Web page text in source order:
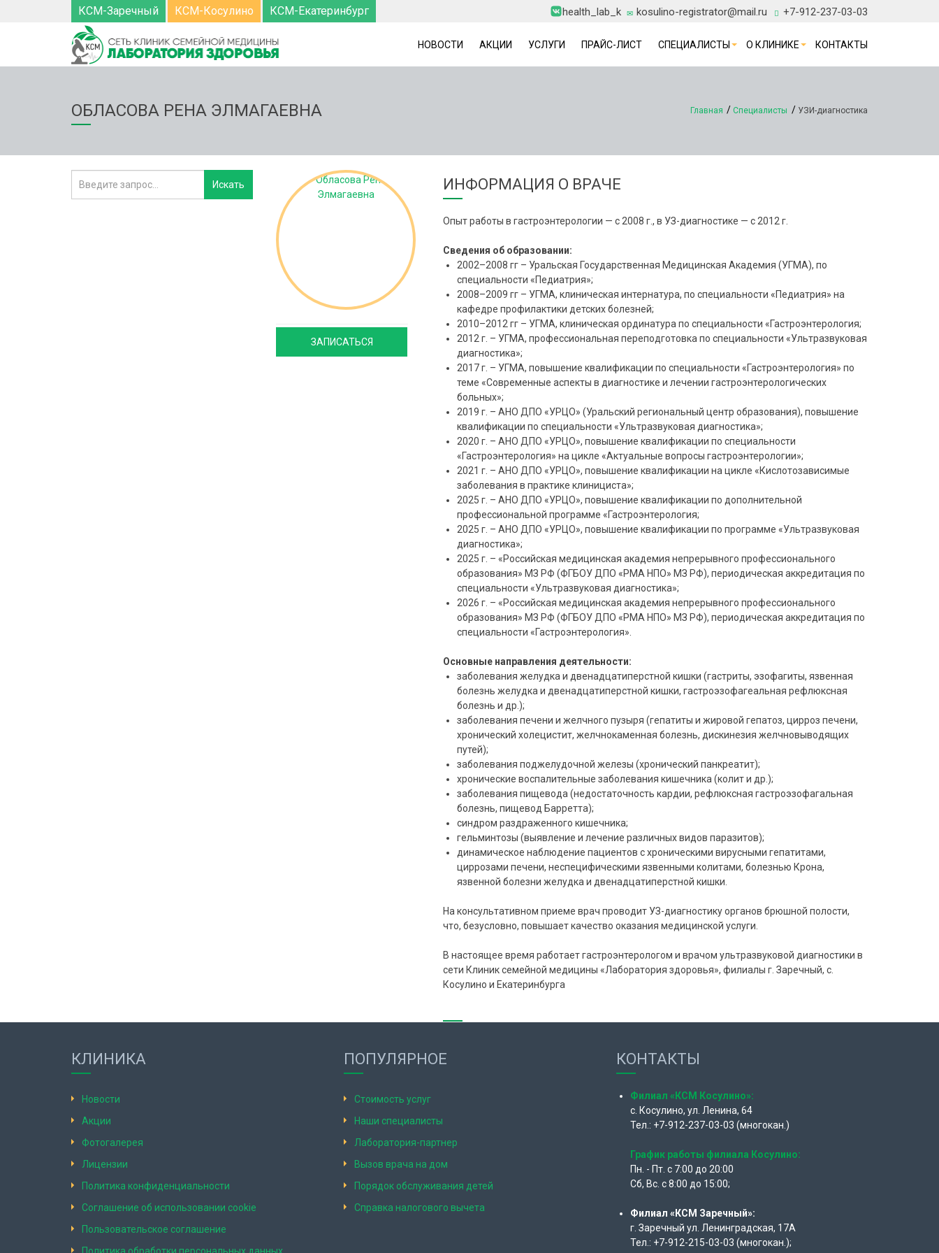
КСМ-Заречный КСМ-Косулино КСМ-Екатеринбург +7-912-237-03-03
kosulino-registrator@mail.ru
health_lab_k
НОВОСТИ АКЦИИ УСЛУГИ ПРАЙС-ЛИСТ СПЕЦИАЛИСТЫ О КЛИНИКЕ КОНТАКТЫ
ОБЛАСОВА РЕНА ЭЛМАГАЕВНА Главная Специалисты УЗИ-диагностика
ЗАПИСАТЬСЯ
ИНФОРМАЦИЯ О ВРАЧЕ
Опыт работы в гастроэнтерологии — с 2008 г., в УЗ-диагностике — с 2012 г.
Сведения об образовании:
2002–2008 гг – Уральская Государственная Медицинская Академия (УГМА), по
специальности «Педиатрия»;
2008–2009 гг – УГМА, клиническая интернатура, по специальности «Педиатрия» на
кафедре профилактики детских болезней;
2010–2012 гг – УГМА, клиническая ординатура по специальности «Гастроэнтерология;
2012 г. – УГМА, профессиональная переподготовка по специальности «Ультразвуковая
диагностика»;
2017 г. – УГМА, повышение квалификации по специальности «Гастроэнтерология» по
теме «Современные аспекты в диагностике и лечении гастроэнтерологических
больных»;
2019 г. – АНО ДПО «УРЦО» (Уральский региональный центр образования), повышение
квалификации по специальности «Ультразвуковая диагностика»;
2020 г. – АНО ДПО «УРЦО», повышение квалификации по специальности
«Гастроэнтерология» на цикле «Актуальные вопросы гастроэнтерологии»;
2021 г. – АНО ДПО «УРЦО», повышение квалификации на цикле «Кислотозависимые
заболевания в практике клинициста»;
2025 г. – АНО ДПО «УРЦО», повышение квалификации по дополнительной
профессиональной программе «Гастроэнтерология;
2025 г. – АНО ДПО «УРЦО», повышение квалификации по программе «Ультразвуковая
диагностика»;
2025 г. – «Российская медицинская академия непрерывного профессионального
образования» МЗ РФ (ФГБОУ ДПО «РМА НПО» МЗ РФ), периодическая аккредитация по
специальности «Ультразвуковая диагностика»;
2026 г. – «Российская медицинская академия непрерывного профессионального
образования» МЗ РФ (ФГБОУ ДПО «РМА НПО» МЗ РФ), периодическая аккредитация по
специальности «Гастроэнтерология».
Основные направления деятельности:
заболевания желудка и двенадцатиперстной кишки (гастриты, эзофагиты, язвенная
болезнь желудка и двенадцатиперстной кишки, гастроэзофагеальная рефлюксная
болезнь и др.);
заболевания печени и желчного пузыря (гепатиты и жировой гепатоз, цирроз печени,
хронический холецистит, желчнокаменная болезнь, дискинезия желчновыводящих
путей);
заболевания поджелудочной железы (хронический панкреатит);
хронические воспалительные заболевания кишечника (колит и др.);
заболевания пищевода (недостаточность кардии, рефлюксная гастроэзофагальная
болезнь, пищевод Барретта);
синдром раздраженного кишечника;
гельминтозы (выявление и лечение различных видов паразитов);
динамическое наблюдение пациентов с хроническими вирусными гепатитами,
циррозами печени, неспецифическими язвенными колитами, болезнью Крона,
язвенной болезни желудка и двенадцатиперстной кишки.
На консультативном приеме врач проводит УЗ-диагностику органов брюшной полости,
что, безусловно, повышает качество оказания медицинской услуги.
В настоящее время работает гастроэнтерологом и врачом ультразвуковой диагностики в
сети Клиник семейной медицины «Лаборатория здоровья», филиалы г. Заречный, с.
Косулино и Екатеринбурга
КЛИНИКА
Новости
Акции
Фотогалерея
Лицензии
Политика конфиденциальности
Соглашение об использовании cookie
Пользовательское соглашение
ПОПУЛЯРНОЕ
Стоимость услуг
Наши специалисты
Лаборатория-партнер
Вызов врача на дом
Порядок обслуживания детей
Справка налогового вычета
КОНТАКТЫ
Филиал «КСМ Косулино»:
с. Косулино, ул. Ленина, 64
Тел.: +7-912-237-03-03 (многокан.)
График работы филиала Косулино:
Пн. - Пт. с 7:00 до 20:00
Сб, Вс. с 8:00 до 15:00;
Филиал «КСМ Заречный»:
г. Заречный ул. Ленинградская, 17А
Тел.: +7-912-215-03-03 (многокан.);